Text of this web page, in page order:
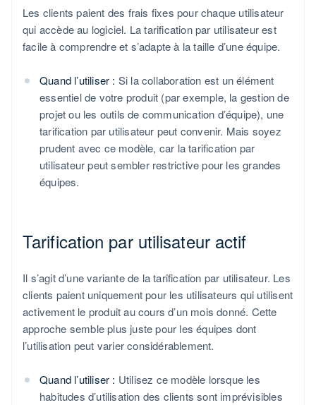
Les clients paient des frais fixes pour chaque utilisateur
qui accède au logiciel. La tarification par utilisateur est
facile à comprendre et s’adapte à la taille d’une équipe.
Quand l’utiliser : Si la collaboration est un élément
essentiel de votre produit (par exemple, la gestion de
projet ou les outils de communication d’équipe), une
tarification par utilisateur peut convenir. Mais soyez
prudent avec ce modèle, car la tarification par
utilisateur peut sembler restrictive pour les grandes
équipes.
Tarification par utilisateur actif
Il s’agit d’une variante de la tarification par utilisateur. Les
clients paient uniquement pour les utilisateurs qui utilisent
activement le produit au cours d’un mois donné. Cette
approche semble plus juste pour les équipes dont
l’utilisation peut varier considérablement.
Quand l’utiliser : Utilisez ce modèle lorsque les
habitudes d’utilisation des clients sont imprévisibles